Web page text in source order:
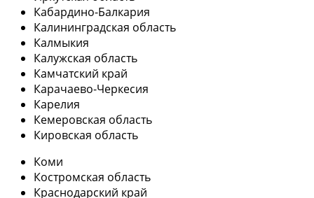
Кабардино-Балкария
Калининградская область
Калмыкия
Калужская область
Камчатский край
Карачаево-Черкесия
Карелия
Кемеровская область
Кировская область
Коми
Костромская область
Краснодарский край